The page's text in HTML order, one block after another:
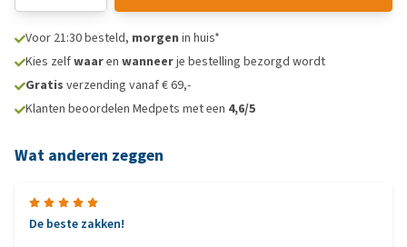
Voor 21:30 besteld, morgen in huis*
Kies zelfwaaren wanneerje bestelling bezorgd wordt
Gratis verzending vanaf € 69,-
Klanten beoordelen Medpets met een 4,6/5
Wat anderen zeggen
De beste zakken!